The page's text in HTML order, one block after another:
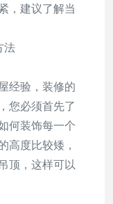
，建议了解当
法
经验，装修的
您必须首先了
何装饰每一个
高度比较矮，
顶，这样可以